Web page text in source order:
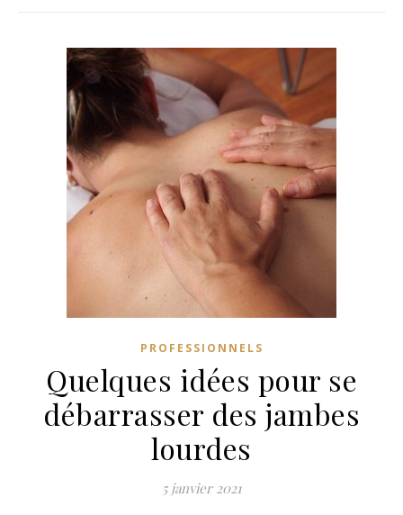
PROFESSIONNELS
Quelques idées pour se
débarrasser des jambes
lourdes
5 janvier 2021